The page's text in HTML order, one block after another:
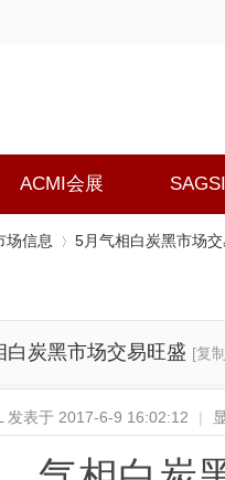
ACMI会展 SAGSI
场信息 5月气相白炭黑市场
白炭黑市场交易旺盛 [复
发表于 2017-6-9 16:02:12 |